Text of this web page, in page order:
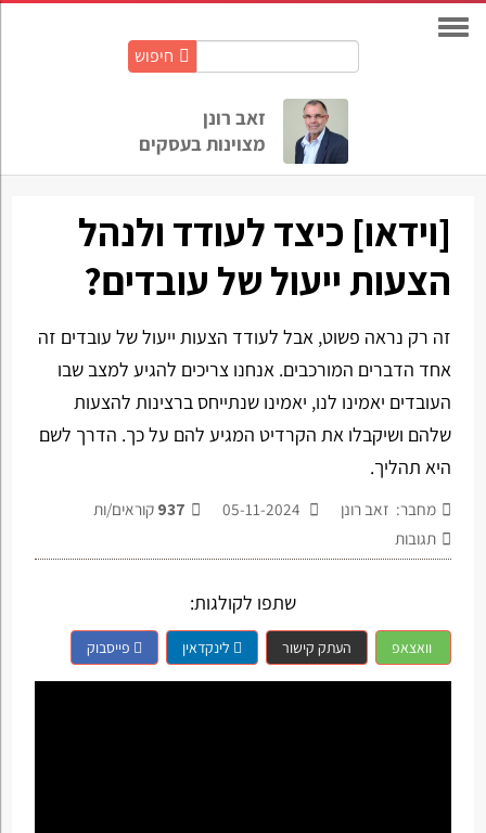
חיפוש
זאב רונן
מצוינות בעסקים
[וידאו] כיצד לעודד ולנהל
הצעות ייעול של עובדים?
זה רק נראה פשוט, אבל לעודד הצעות ייעול של עובדים זה
אחד הדברים המורכבים. אנחנו צריכים להגיע למצב שבו
העובדים יאמינו לנו, יאמינו שנתייחס ברצינות להצעות
שלהם ושיקבלו את הקרדיט המגיע להם על כך. הדרך לשם
היא תהליך.
מחבר: זאב רונן 937 קוראים/ות
תגובות
שתפו לקולגות:
וואצאפ העתק קישור לינקדאין פייסבוק